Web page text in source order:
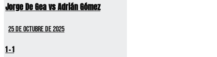
Jorge De Gea vs Adrián Gómez
25 de octubre de 2025
1-1